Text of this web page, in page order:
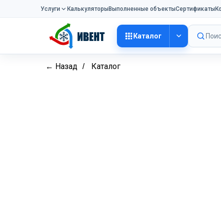
Услуги КалькуляторыВыполненные объектыСертификаты
Каталог
← Назад / Каталог